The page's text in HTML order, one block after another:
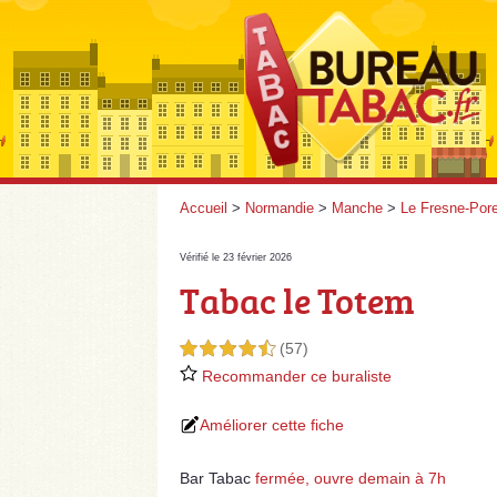
Accueil > Normandie > Manche > Le Fresne-
Vérifié le 23 février 2026
Tabac le Totem
4,5 étoiles sur 5 (57)
Recommander ce buraliste
Améliorer cette fiche
Bar Tabac fermée, ouvre demain à 7h